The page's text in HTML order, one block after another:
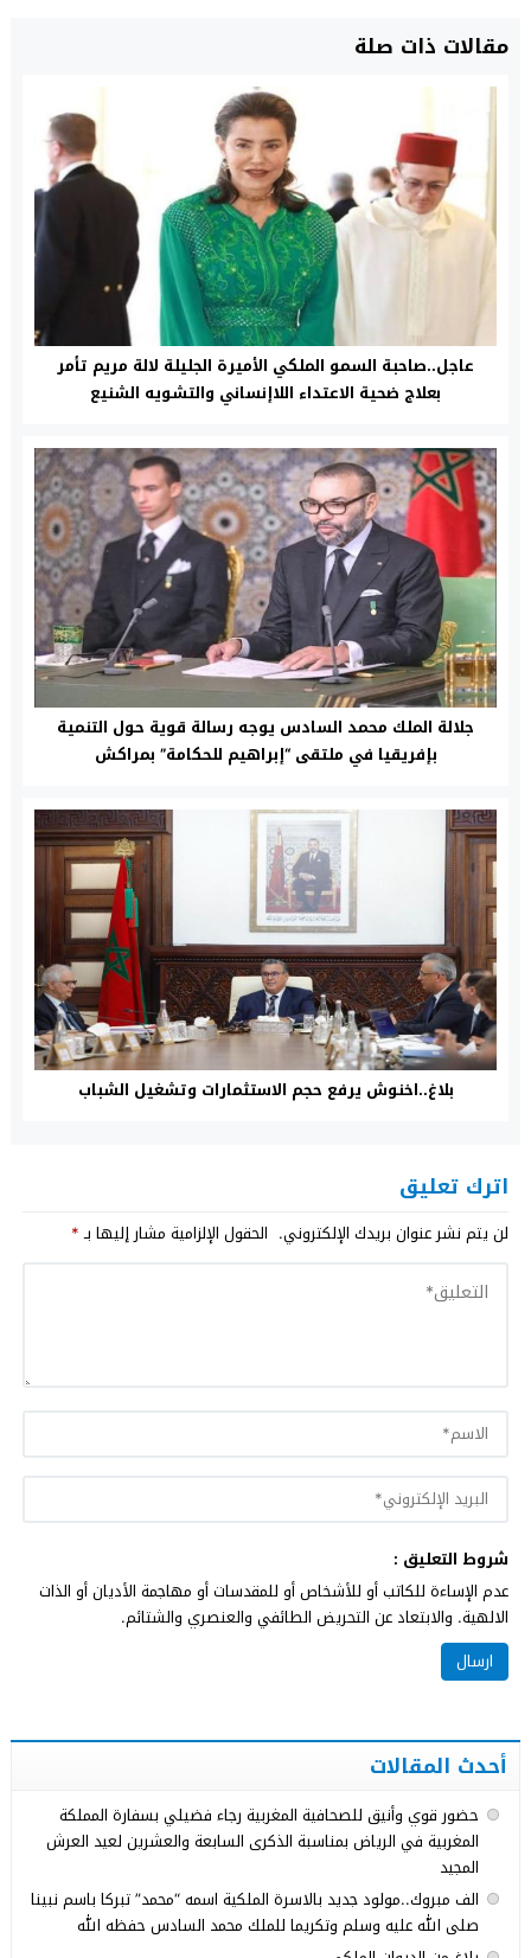
مقالات ذات صلة
عاجل..صاحبة السمو الملكي الأميرة الجليلة لالة مريم تأمر
بعلاج ضحية الاعتداء اللاإنساني والتشويه الشنيع
جلالة الملك محمد السادس يوجه رسالة قوية حول التنمية
بإفريقيا في ملتقى “إبراهيم للحكامة” بمراكش
بلاغ..اخنوش يرفع حجم الاستثمارات وتشغيل الشباب
اترك تعليق
لن يتم نشر عنوان بريدك الإلكتروني. الحقول الإلزامية مشار إليها بـ*
شروط التعليق :
عدم الإساءة للكاتب أو للأشخاص أو للمقدسات أو مهاجمة الأديان أو الذات
الالهية. والابتعاد عن التحريض الطائفي والعنصري والشتائم.
أحدث المقالات
حضور قوي وأنيق للصحافية المغربية رجاء فضيلي بسفارة المملكة
المغربية في الرياض بمناسبة الذكرى السابعة والعشرين لعيد العرش
المجيد
الف مبروك..مولود جديد بالاسرة الملكية اسمه “محمد” تبركا باسم نبينا
صلى الله عليه وسلم وتكريما للملك محمد السادس حفظه الله